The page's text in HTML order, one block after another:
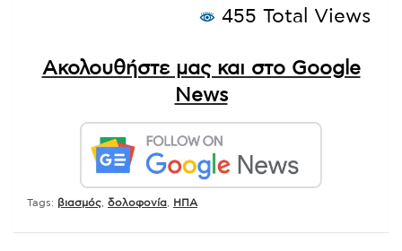
455 Total Views
Ακολουθήστε μας και στο Google
News
Tags: βιασμός δολοφονία ΗΠΑ